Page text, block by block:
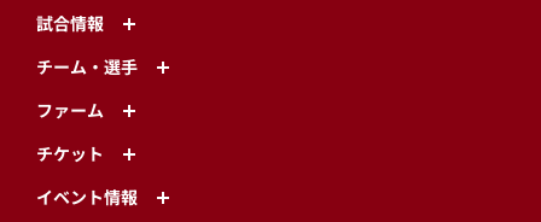
試合情報
チーム・選手
ファーム
チケット
イベント情報